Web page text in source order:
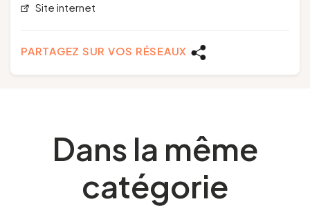
Site internet
PARTAGEZ SUR VOS RÉSEAUX
Dans la même
catégorie